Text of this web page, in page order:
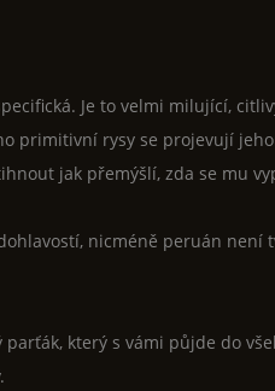
Je to velmi milující,
primitivní rysy se projevují
jak přemýšlí, zda se mu
nicméně peruán
který s vámi půjde do